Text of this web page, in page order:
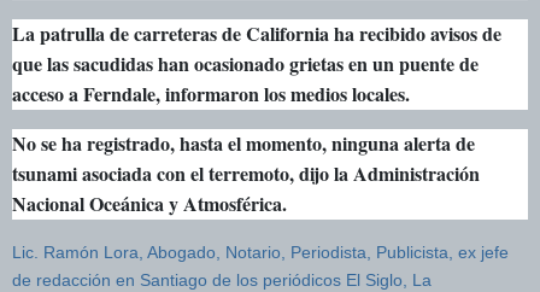
La patrulla de carreteras de California ha recibido avisos de
que las sacudidas han ocasionado grietas en un puente de
acceso a Ferndale, informaron los medios locales.
No se ha registrado, hasta el momento, ninguna alerta de
tsunami asociada con el terremoto, dijo la Administración
Nacional Oceánica y Atmosférica.
Lic. Ramón Lora, Abogado, Notario, Periodista, Publicista, ex jefe
de redacción en Santiago de los periódicos El Siglo, La